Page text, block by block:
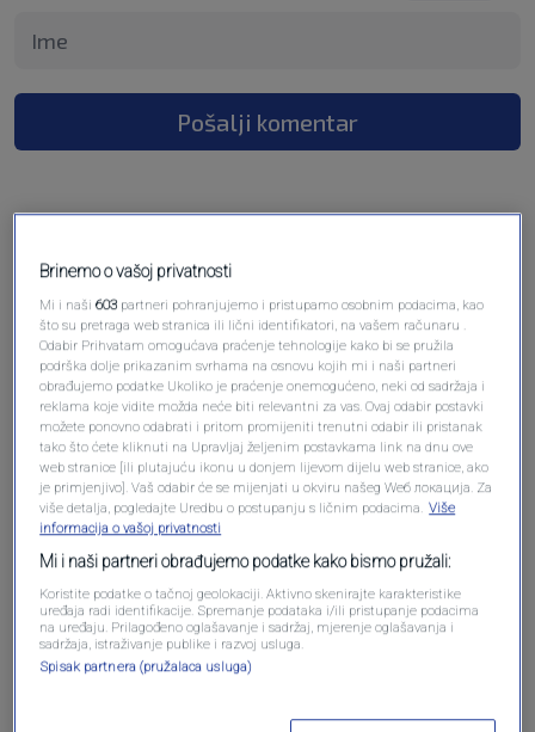
Pošalji komentar
Oglas
Oglas
Brinemo o vašoj privatnosti
Mi i naši603 partneri pohranjujemo i pristupamo osobnim podacima, kao
što su pretraga web stranica ili lični identifikatori, na vašem računaru .
Odabir Prihvatam omogućava praćenje tehnologije kako bi se pružila
podrška dolje prikazanim svrhama na osnovu kojih mi i naši partneri
obrađujemo podatke Ukoliko je praćenje onemogućeno, neki od sadržaja i
reklama koje vidite možda neće biti relevantni za vas. Ovaj odabir postavki
možete ponovno odabrati i pritom promijeniti trenutni odabir ili pristanak
tako što ćete kliknuti na Upravljaj željenim postavkama link na dnu ove
web stranice [ili plutajuću ikonu u donjem lijevom dijelu web stranice, ako
je primjenjivo]. Vaš odabir će se mijenjati u okviru našeg Wеб локација. Za
više detalja, pogledajte Uredbu o postupanju s ličnim podacima. Više
informacija o vašoj privatnosti
Mi i naši partneri obrađujemo podatke kako bismo pružali:
Koristite podatke o tačnoj geolokaciji. Aktivno skenirajte karakteristike
uređaja radi identifikacije. Spremanje podataka i/ili pristupanje podacima
na uređaju. Prilagođeno oglašavanje i sadržaj, mjerenje oglašavanja i
sadržaja, istraživanje publike i razvoj usluga.
Spisak partnera (pružalaca usluga)